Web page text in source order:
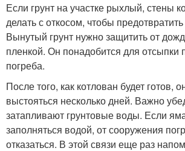
Если грунт на участке рыхлый, стены
делать с откосом, чтобы
Вынутый грунт нужно защитить от
пленкой. Он понадобится для отсыпки
погреба.
После того, как котлован будет готов,
выстояться несколько дней. Важно
затапливают грунтовые воды. Если
заполняться водой, от сооружения
отказаться. В этой связи еще раз